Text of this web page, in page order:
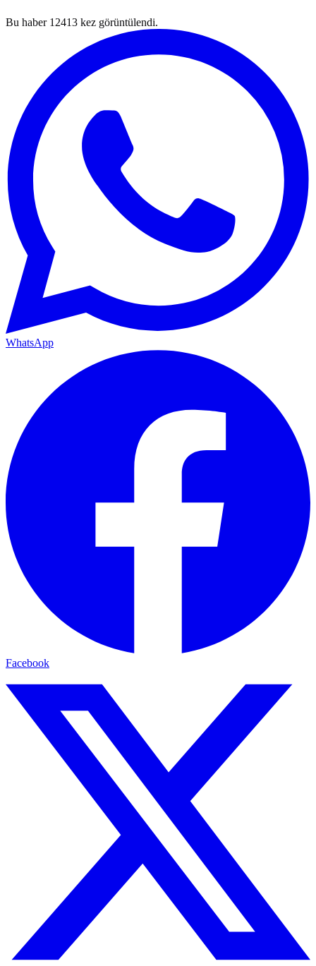
Bu haber 12413 kez görüntülendi.
WhatsApp
Facebook